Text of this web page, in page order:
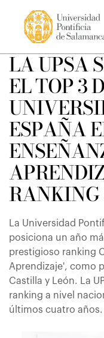
LA UPSA
EL TOP 3
ESPAÑA
RANKING
La Universidad
posiciona un año
prestigioso ranking
Aprendizaje', como
Castilla y León. La
ranking a nivel
últimos cuatro años.